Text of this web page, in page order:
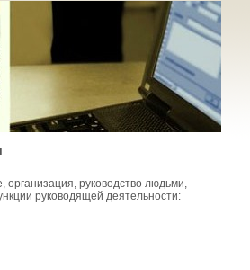
организация, руководство людьми,
руководящей деятельности: